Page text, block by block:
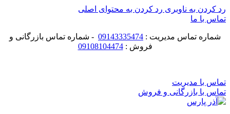
رد کردن به ناوبری رد کردن به محتوای اصلی
تماس با ما
شماره تماس مدیریت : 09143335474 - شماره تماس بازرگانی و
فروش :09108104474
تماس با مدیریت
تماس با بازرگانی و فروش